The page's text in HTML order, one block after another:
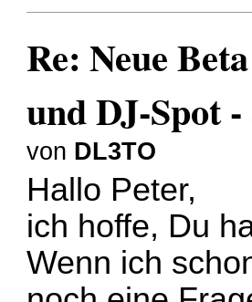
Re: Neue
und DJ-Spot
von DL3TO
Hallo Peter,
ich hoffe, Du
Wenn ich